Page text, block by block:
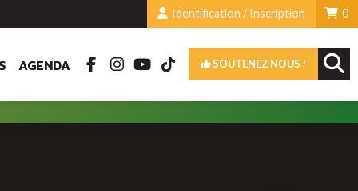
0
Identification / Inscription
AGENDA SOUTENEZ NOUS !